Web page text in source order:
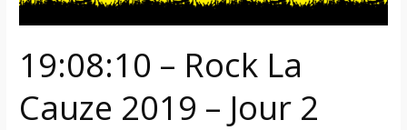
19:08:10 – Rock La
Cauze 2019 – Jour 2
2